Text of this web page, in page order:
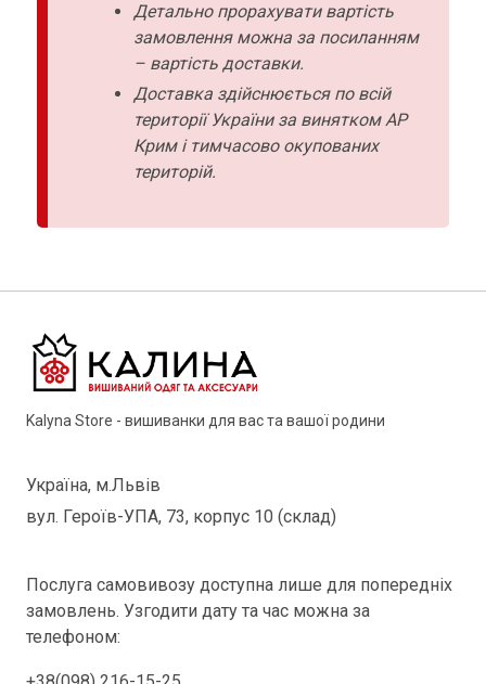
Детально прорахувати вартість
замовлення можна за посиланням
– вартість доставки.
Доставка здійснюється по всій
території України за винятком АР
Крим і тимчасово окупованих
територій.
Kalyna Store - вишиванки для вас та вашої родини
Україна, м.Львів
вул. Героїв-УПА, 73, корпус 10 (склад)
Послуга самовивозу доступна лише для попередніх
замовлень. Узгодити дату та час можна за
телефоном: